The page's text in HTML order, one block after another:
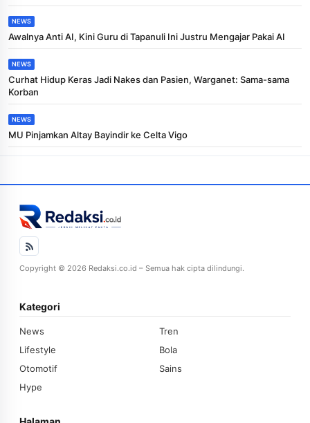
NEWS
Awalnya Anti AI, Kini Guru di Tapanuli Ini Justru Mengajar Pakai AI
NEWS
Curhat Hidup Keras Jadi Nakes dan Pasien, Warganet: Sama-sama
Korban
NEWS
MU Pinjamkan Altay Bayindir ke Celta Vigo
Copyright © 2026 Redaksi.co.id – Semua hak cipta dilindungi.
Kategori
News
Tren
Lifestyle
Bola
Otomotif
Sains
Hype